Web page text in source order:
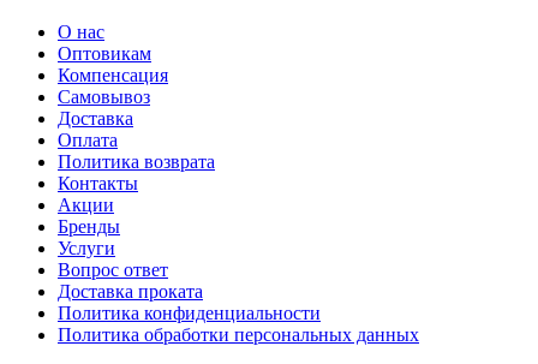
О нас
Оптовикам
Компенсация
Самовывоз
Доставка
Оплата
Политика возврата
Контакты
Акции
Бренды
Услуги
Вопрос ответ
Доставка проката
Политика конфиденциальности
Политика обработки персональных данных